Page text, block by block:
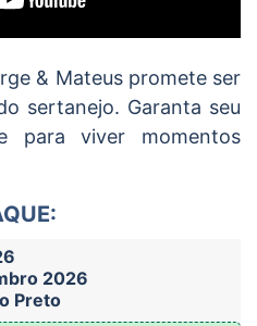
& Mateus promete ser
sertanejo. Garanta seu
para viver momentos
2026
Preto